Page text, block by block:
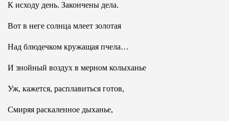
К исходу день. Закончены дела.
Вот в неге солнца млеет золотая
Над блюдечком кружащая пчела…
И знойный воздух в мерном колыханье
Уж, кажется, расплавиться готов,
Смиряя раскаленное дыханье,